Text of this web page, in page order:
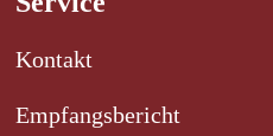
Kontakt
Empfangsbericht